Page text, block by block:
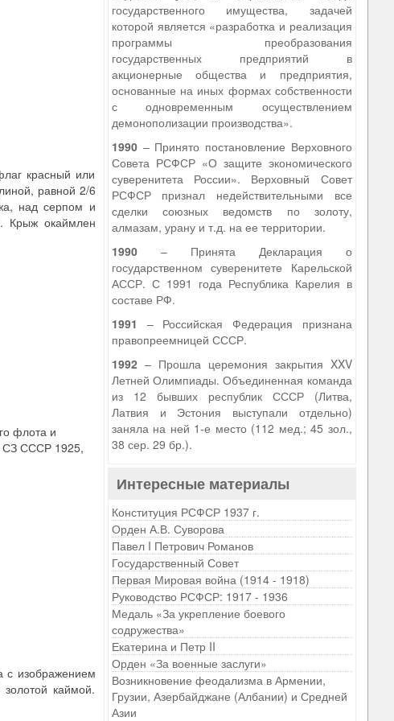
красный или
равной 2/6
над серпом и
Крыж окаймлен
флота и
СЗ СССР 1925,
с изображением
каймой.
государственного имущества, задачей
которой является «разработка и реализация
программы преобразования
государственных предприятий в
акционерные общества и предприятия,
основанные на иных формах собственности
с одновременным осуществлением
демонополизации производства».
1990– Принято постановление Верховного
Совета РСФСР «О защите экономического
суверенитета России». Верховный Совет
РСФСР признал недействительными все
сделки союзных ведомств по золоту,
алмазам, урану и т.д. на ее территории.
1990– Принята Декларация о
государственном суверенитете Карельской
АССР. С 1991 года Республика Карелия в
составе РФ.
1991 – Российская Федерация признана
правопреемницей СССР.
1992– Прошла церемония закрытия XXV
Летней Олимпиады. Объединенная команда
из 12 бывших республик СССР (Литва,
Латвия и Эстония выступали отдельно)
заняла на ней 1-е место (112 мед.; 45 зол.,
38 сер. 29 бр.).
Интересные материалы
Конституция РСФСР 1937 г.
Орден А.В. Суворова
Павел I Петрович Романов
Государственный Совет
Первая Мировая война (1914 - 1918)
Руководство РСФСР: 1917 - 1936
Медаль «За укрепление боевого
содружества»
Екатерина и Петр II
Орден «За военные заслуги»
Возникновение феодализма в Армении,
Грузии, Азербайджане (Албании) и Средней
Азии